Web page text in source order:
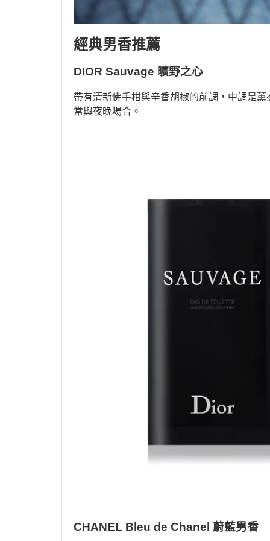
經典男香推薦
DIOR Sauvage 曠野之心
帶有清新佛手柑與辛香胡椒的前調，中調是
常與夜晚場合。
CHANEL Bleu de Chanel 蔚藍男香